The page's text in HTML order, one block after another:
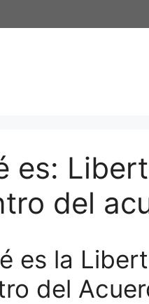
es:
del
es la
del